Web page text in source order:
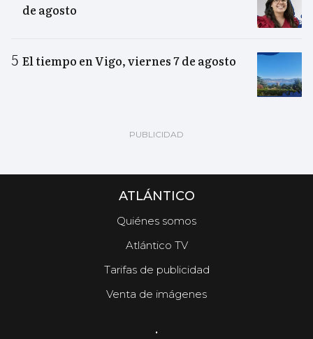
de agosto
El tiempo en Vigo, viernes 7 de agosto
ATLÁNTICO
Quiénes somos
Atlántico TV
Tarifas de publicidad
Venta de imágenes
.